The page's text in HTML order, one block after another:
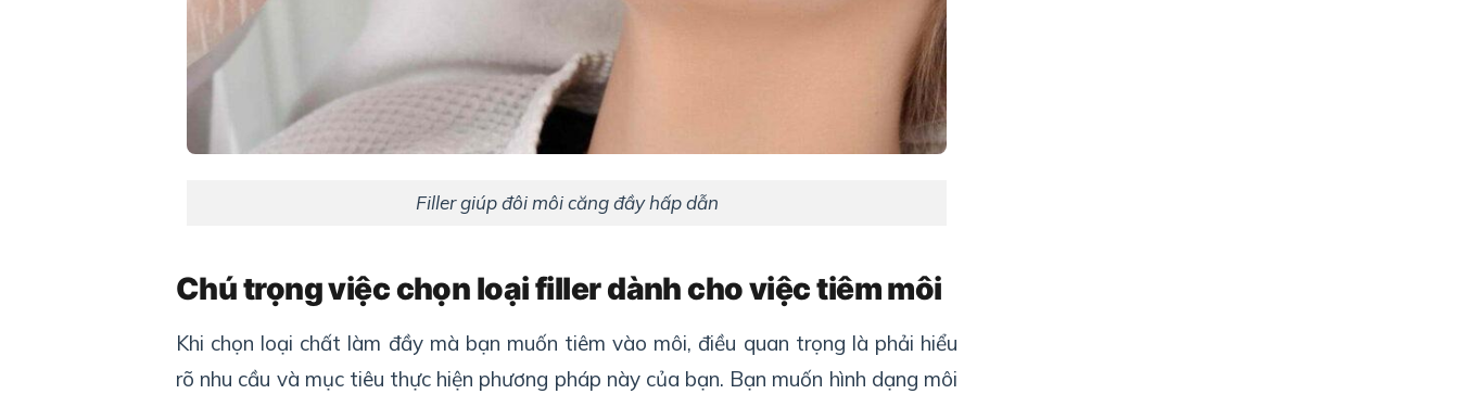
Filler giúp đôi môi căng đầy hấp dẫn
Chú trọng việc chọn loại filler dành cho việc tiêm môi
Khi chọn loại chất làm đầy mà bạn muốn tiêm vào môi, điều quan trọng là phải hiểu
rõ nhu cầu và mục tiêu thực hiện phương pháp này của bạn. Bạn muốn hình dạng môi